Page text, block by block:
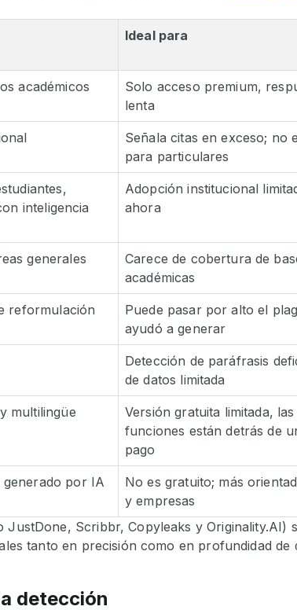
Ideal para
académicos
Solo acceso premium,
lenta
Señala citas en exceso; no
para particulares
inteligencia
Adopción institucional
ahora
generales
Carece de cobertura de
académicas
reformulación
Puede pasar por alto el
ayudó a generar
Detección de paráfrasis
de datos limitada
multilingüe
Versión gratuita limitada,
funciones están detrás de
pago
generado por IA
No es gratuito; más
y empresas
JustDone, Scribbr, Copyleaks y Originality.AI)
tanto en precisión como en profundidad de
detección